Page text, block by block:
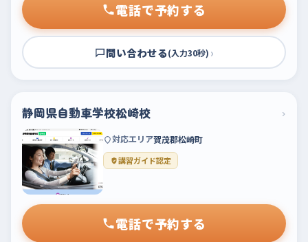
電話で予約する
問い合わせる(入力30秒) ›
静岡県自動車学校松崎校 ›
対応エリア賀茂郡松崎町
講習ガイド認定
電話で予約する